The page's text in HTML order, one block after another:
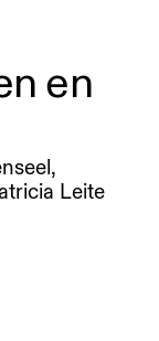
en
Leite